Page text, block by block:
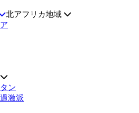
北アフリカ地域
ン
激派